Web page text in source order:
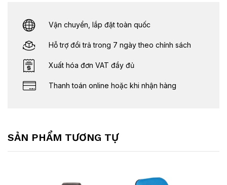
Vận chuyển, lắp đặt toàn quốc
Hỗ trợ đổi trả trong 7 ngày theo chính sách
Xuất hóa đơn VAT đầy đủ
Thanh toán online hoặc khi nhận hàng
SẢN PHẨM TƯƠNG TỰ